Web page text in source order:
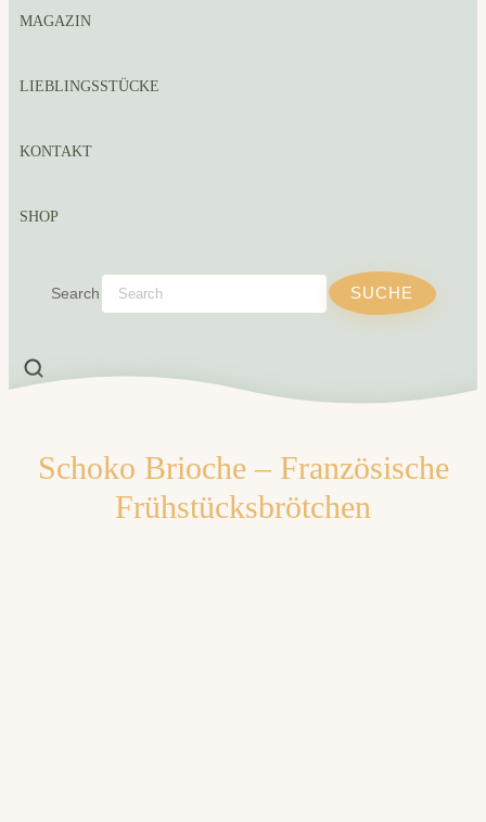
MAGAZIN
LIEBLINGSSTÜCKE
KONTAKT
SHOP
Search
Schoko Brioche – Französische
Frühstücksbrötchen